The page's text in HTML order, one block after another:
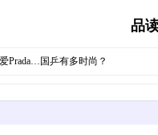
品
Prada…国乒有多时尚？